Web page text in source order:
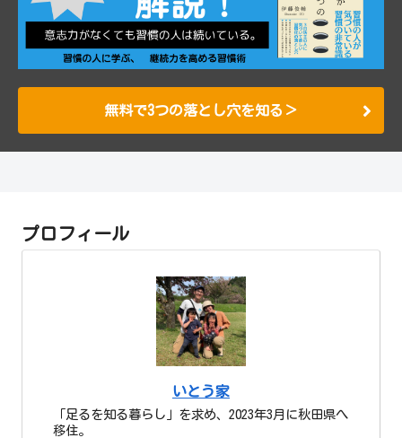
無料で3つの落とし穴を知る＞
プロフィール
いとう家
「足るを知る暮らし」を求め、2023年3月に秋田県へ
移住。